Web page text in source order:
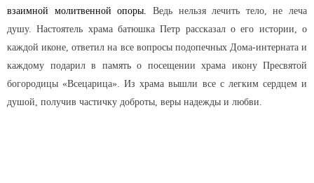
взаимной молитвенной опоры.
Ведь нельзя лечить тело, не леча
душу. Настоятель храма батюшка Петр рассказал о его истории, о
каждой иконе, ответил на все вопросы подопечных Дома-интерната и
каждому подарил в память о посещении храма икону Пресвятой
богородицы «Всецарица». Из храма вышли все с легким сердцем и
душой, получив частичку доброты, веры надежды и любви.